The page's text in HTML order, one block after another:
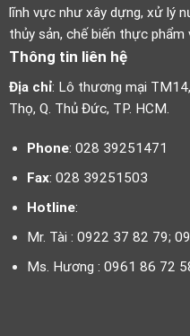
lĩnh vực như xây dựng, xử lý
thủy sản, chế biến thực phẩm
Thông tin liên hệ
Địa chỉ: Lô thương mại
Thọ, Q. Thủ Đức, TP. HCM.
Phone: 028 39251471
Fax: 028 39251503
Hotline:
Mr. Tài : 0922 37 82 79;
Ms. Hương : 0961 86 72